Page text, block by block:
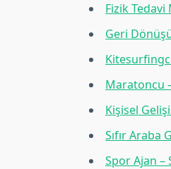
Fizik
Geri
Maratoncu
Kişisel
Sıfır Araba
Spor Ajan –